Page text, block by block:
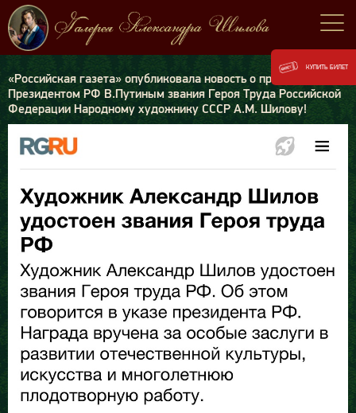
«Российская газета» опубликовала новость о присвоении
Президентом РФ В.Путиным звания Героя Труда Российской
Федерации Народному художнику СССР А.М. Шилову!
КУПИТЬ БИЛЕТ